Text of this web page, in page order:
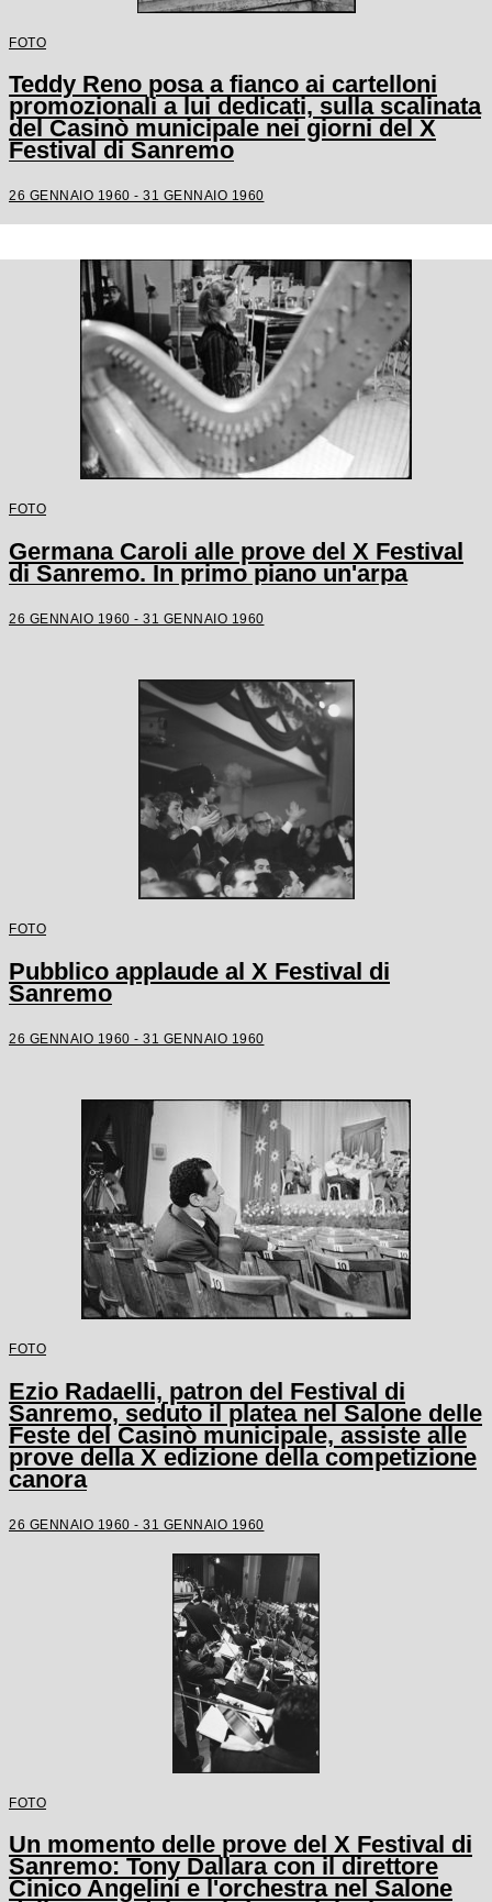
FOTO
Teddy Reno posa a fianco ai cartelloni
promozionali a lui dedicati, sulla scalinata
del Casinò municipale nei giorni del X
Festival di Sanremo
26 GENNAIO 1960 - 31 GENNAIO 1960
FOTO
Germana Caroli alle prove del X Festival
di Sanremo. In primo piano un'arpa
26 GENNAIO 1960 - 31 GENNAIO 1960
FOTO
Pubblico applaude al X Festival di
Sanremo
26 GENNAIO 1960 - 31 GENNAIO 1960
FOTO
Ezio Radaelli, patron del Festival di
Sanremo, seduto il platea nel Salone delle
Feste del Casinò municipale, assiste alle
prove della X edizione della competizione
canora
26 GENNAIO 1960 - 31 GENNAIO 1960
FOTO
Un momento delle prove del X Festival di
Sanremo: Tony Dallara con il direttore
Cinico Angelini e l'orchestra nel Salone